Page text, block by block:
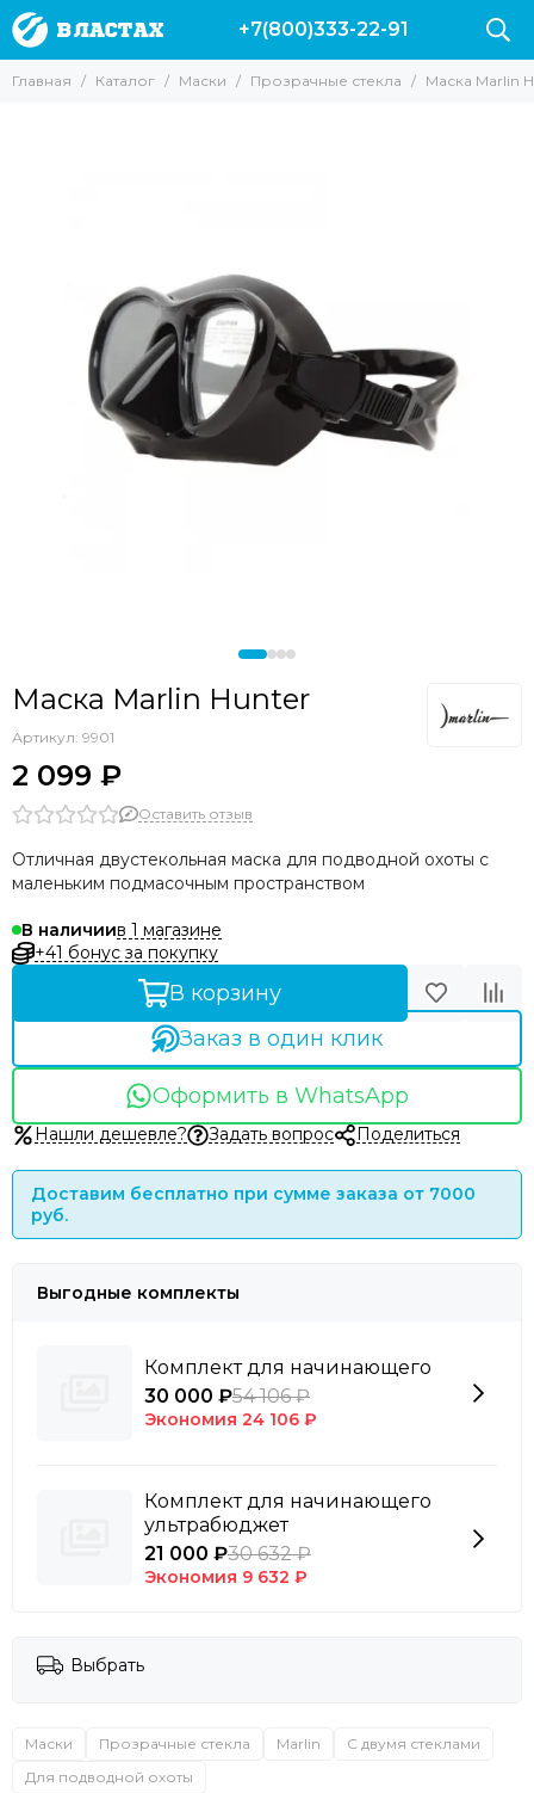
Маски
Маски без рамки
С креплением для GoPro
С моностеклом
С двумя стеклами
Просветленные стекла
+7(800)333-22-91
Главная Каталог Маски Прозрачные стекла Маска Marlin
Маска Marlin Hunter
Артикул: 9901
2 099 ₽
Оставить отзыв
Отличная двустекольная маска для подводной охоты с
маленьким подмасочным пространством
В наличиив 1 магазине
+41 бонус за покупку
В корзину
Заказ в один клик
Оформить в WhatsApp
Нашли дешевле? Задать вопрос Поделиться
Доставим бесплатно при сумме заказа от 7000
руб.
Выгодные комплекты
Комплект для начинающего
30 000 ₽54 106 ₽
Экономия 24 106 ₽
Комплект для начинающего
ультрабюджет
21 000 ₽30 632 ₽
Экономия 9 632 ₽
Выбрать
Маски Прозрачные стекла Marlin
С двумя стеклами
Для подводной охоты